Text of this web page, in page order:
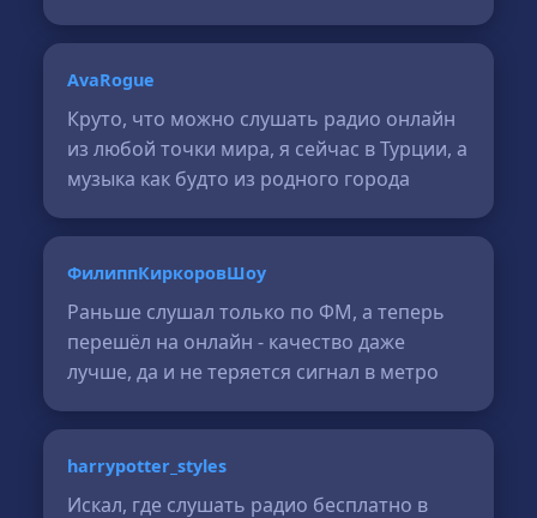
AvaRogue
Круто, что можно слушать радио онлайн
из любой точки мира, я сейчас в Турции, а
музыка как будто из родного города
ФилиппКиркоровШоу
Раньше слушал только по ФМ, а теперь
перешёл на онлайн - качество даже
лучше, да и не теряется сигнал в метро
harrypotter_styles
Искал, где слушать радио бесплатно в